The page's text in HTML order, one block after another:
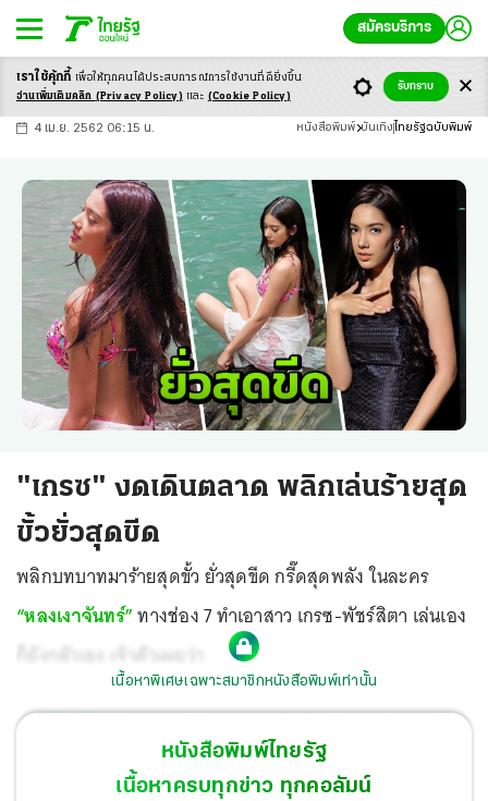
สมัครบริการ
-ก ก ก+
4 เม.ย. 2562 06:15 น. หนังสือพิมพ์ บันเทิง ไทยรัฐฉบับพิมพ์
"เกรซ" งดเดินตลาด พลิกเล่นร้ายสุด
ขั้วยั่วสุดขีด
พลิกบทบาทมาร้ายสุดขั้ว ยั่วสุดขีด กรี๊ดสุดพลัง ในละคร
“หลงเงาจันทร์”ทางช่อง 7 ทำเอาสาว เกรซ-พัชร์สิตา เล่นเอง
ก็ยังกลัวเอง เจ้าตัวเผยว่า
เนื้อหาพิเศษเฉพาะสมาชิกหนังสือพิมพ์เท่านั้น
หนังสือพิมพ์ไทยรัฐ
เนื้อหาครบทุกข่าว ทุกคอลัมน์
เราใช้คุ้กกี้ เพื่อให้ทุกคนได้ประสบการณ์การใช้งานที่ดียิ่งขึ้น
อ่านเพิ่มเติมคลิก (Privacy Policy) และ (Cookie Policy)
รับทราบ